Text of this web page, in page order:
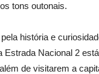
tons outonais.
história e
Estrada Nacional 2
de visitarem a